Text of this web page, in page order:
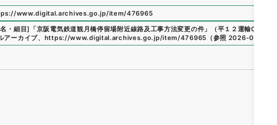
www.digital.archives.go.jp/item/476965
・細目] 「京阪電気鉄道観月橋停留場附近線路及工事方法変更の件 」 （平１２運輸
アーカイブ、 https://www.digital.archives.go.jp/item/476965 （参照 2026-08-09